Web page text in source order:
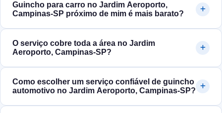
Guincho para carro no Jardim Aeroporto,
Campinas‑SP próximo de mim é mais barato?
O serviço cobre toda a área no Jardim
Aeroporto, Campinas‑SP?
Como escolher um serviço confiável de guincho
automotivo no Jardim Aeroporto, Campinas‑SP?